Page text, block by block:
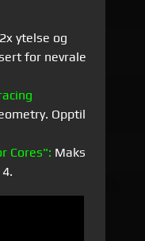
ytelse og
for nevrale
Opptil
Cores": Maks